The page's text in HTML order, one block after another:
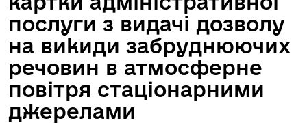
послуги з видачі дозволу
на викиди забруднюючих
речовин в атмосферне
повітря стаціонарними
джерелами